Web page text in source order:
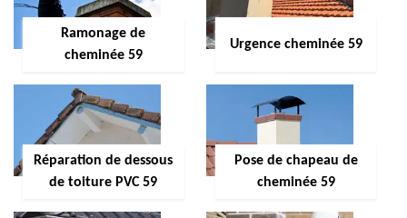
Ramonage de
cheminée 59
Urgence cheminée 59
Réparation de dessous
de toiture PVC 59
Pose de chapeau de
cheminée 59